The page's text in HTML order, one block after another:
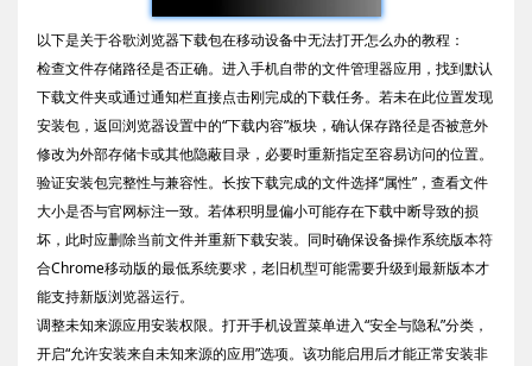
以下是关于谷歌浏览器下载包在移动设备中无法打开怎么办的教程：
检查文件存储路径是否正确。进入手机自带的文件管理器应用，找到默认
下载文件夹或通过通知栏直接点击刚完成的下载任务。若未在此位置发现
安装包，返回浏览器设置中的“下载内容”板块，确认保存路径是否被意外
修改为外部存储卡或其他隐蔽目录，必要时重新指定至容易访问的位置。
验证安装包完整性与兼容性。长按下载完成的文件选择“属性”，查看文件
大小是否与官网标注一致。若体积明显偏小可能存在下载中断导致的损
坏，此时应删除当前文件并重新下载安装。同时确保设备操作系统版本符
合Chrome移动版的最低系统要求，老旧机型可能需要升级到最新版本才
能支持新版浏览器运行。
调整未知来源应用安装权限。打开手机设置菜单进入“安全与隐私”分类，
开启“允许安装来自未知来源的应用”选项。该功能启用后才能正常安装非